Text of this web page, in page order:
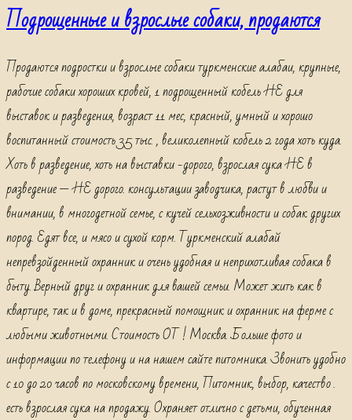
asian
Shepherd
Dog,
рабочие
Алабая,
Алабай
питомник,
Подрощенные и взрослые собаки, продаются
Продаются подростки и взрослые собаки туркменские алабаи, крупные,
рабочие собаки хороших кровей, 1 подрощенный кобель НЕ для
выставок и разведения, возраст 11 мес, красный, умный и хорошо
воспитанный стоимость 35 тыс. , великолепный кобель 2 года хоть куда.
Хоть в разведение, хоть на выставки -дорого, взрослая сука НЕ в
разведение — НЕ дорого. консультации заводчика, растут в любви и
внимании, в многодетной семье, с кучей сельхозживности и собак других
пород. Едят все, и мясо и сухой корм. Туркменский алабай
непревзойденный охранник и очень удобная и неприхотливая собака в
быту. Верный друг и охранник для вашей семьи. Может жить как в
квартире, так и в доме, прекрасный помощник и охранник на ферме с
любыми животными. Стоимость ОТ ! Москва. Больше фото и
информации по телефону и на нашем сайте питомника. Звонить удобно
с 10 до 20 часов по московскому времени, Питомник, выбор, качество .
есть взрослая сука на продажу. Охраняет отлично с детьми, обученная